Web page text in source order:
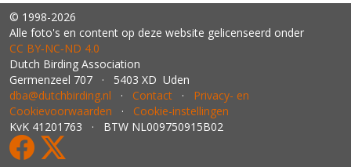
© 1998-2026
Alle foto's en content op deze website gelicenseerd onder
CC BY‑NC‑ND 4.0
Dutch Birding Association
Germenzeel 707 · 5403 XD Uden
dba@dutchbirding.nl · Contact · Privacy- en
Cookievoorwaarden · Cookie-instellingen
KvK 41201763 · BTW NL009750915B02